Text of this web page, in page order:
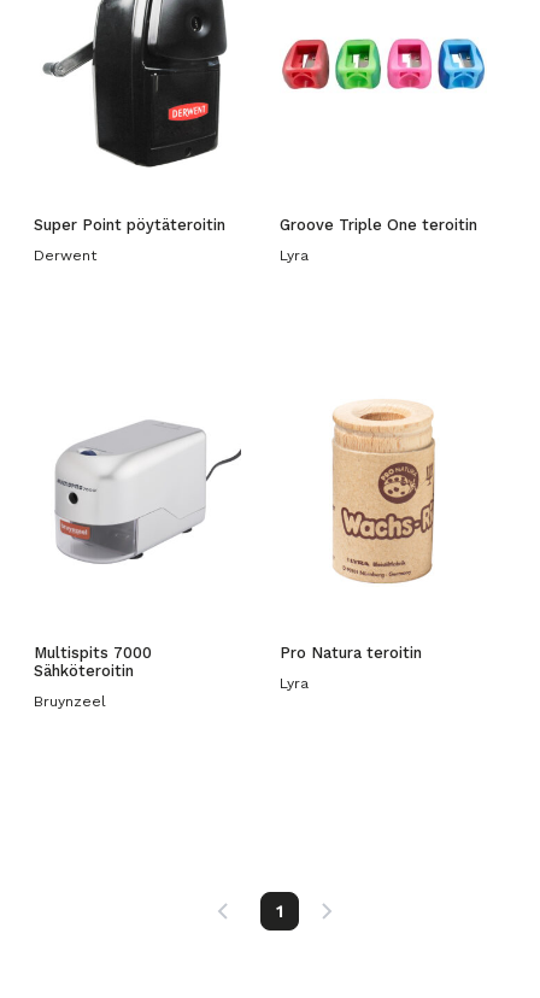
Super Point pöytäteroitin
Derwent
Groove Triple One teroitin
Lyra
Multispits 7000
Sähköteroitin
Bruynzeel
Pro Natura teroitin
Lyra
1